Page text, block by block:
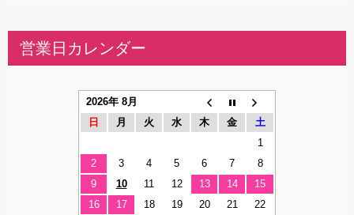
営業日カレンダー
2026年 8月
日
月 火 水 木 金
土
1
2
3 4 5 6 7
8
9
10 11 12 13 14
15
16
17 18 19 20 21
22